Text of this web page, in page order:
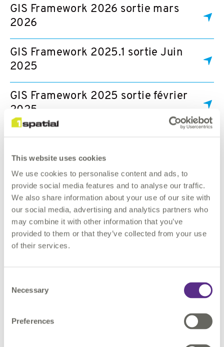
This website uses cookies
We use cookies to personalise content and ads, to
provide social media features and to analyse our traffic.
We also share information about your use of our site with
our social media, advertising and analytics partners who
may combine it with other information that you’ve
provided to them or that they’ve collected from your use
of their services.
Selection
Necessary
Preferences
GIS Framework 2026 sortie mars
2026
GIS Framework 2025.1 sortie Juin
2025
GIS Framework 2025 sortie février
2025
2024
GIS Framework 2023.1 sortie janvier
2024
GIS Framework 2023.0 sortie octobre
2023
2023
08/08/2022